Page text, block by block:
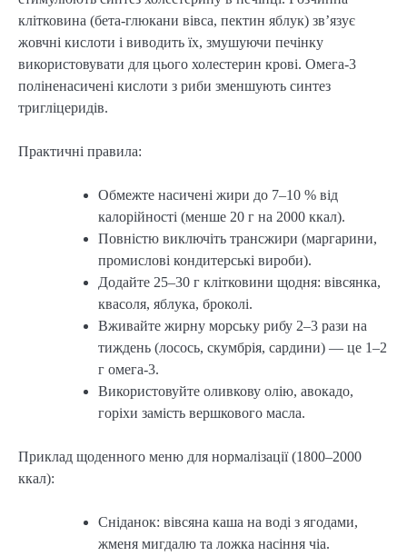
клітковина (бета-глюкани вівса, пектин яблук) зв’язує
жовчні кислоти і виводить їх, змушуючи печінку
використовувати для цього холестерин крові. Омега-3
поліненасичені кислоти з риби зменшують синтез
тригліцеридів.
Практичні правила:
Обмежте насичені жири до 7–10 % від
калорійності (менше 20 г на 2000 ккал).
Повністю виключіть трансжири (маргарини,
промислові кондитерські вироби).
Додайте 25–30 г клітковини щодня: вівсянка,
квасоля, яблука, броколі.
Вживайте жирну морську рибу 2–3 рази на
тиждень (лосось, скумбрія, сардини) — це 1–2
г омега-3.
Використовуйте оливкову олію, авокадо,
горіхи замість вершкового масла.
Приклад щоденного меню для нормалізації (1800–2000
ккал):
Сніданок: вівсяна каша на воді з ягодами,
жменя мигдалю та ложка насіння чіа.